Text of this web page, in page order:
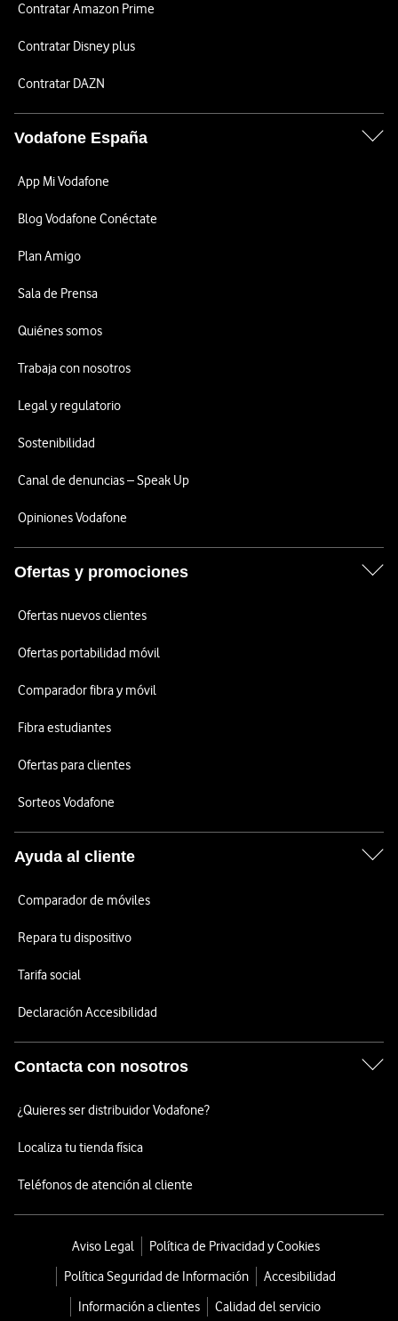
Contratar Amazon Prime
Contratar Disney plus
Contratar DAZN
Vodafone España
App Mi Vodafone
Blog Vodafone Conéctate
Plan Amigo
Sala de Prensa
Quiénes somos
Trabaja con nosotros
Legal y regulatorio
Sostenibilidad
Canal de denuncias – Speak Up
Opiniones Vodafone
Ofertas y promociones
Ofertas nuevos clientes
Ofertas portabilidad móvil
Comparador fibra y móvil
Fibra estudiantes
Ofertas para clientes
Sorteos Vodafone
Ayuda al cliente
Comparador de móviles
Repara tu dispositivo
Tarifa social
Declaración Accesibilidad
Contacta con nosotros
¿Quieres ser distribuidor Vodafone?
Localiza tu tienda física
Teléfonos de atención al cliente
Aviso Legal
Política de Privacidad y Cookies
Política Seguridad de Información
Accesibilidad
Información a clientes
Calidad del servicio